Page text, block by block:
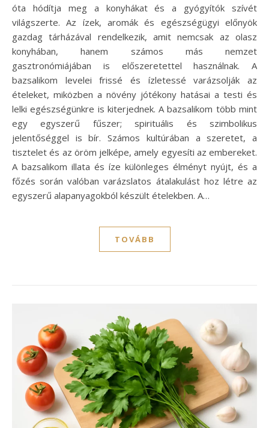
óta hódítja meg a konyhákat és a gyógyítók szívét
világszerte. Az ízek, aromák és egészségügyi előnyök
gazdag tárházával rendelkezik, amit nemcsak az olasz
konyhában, hanem számos más nemzet
gasztronómiájában is előszeretettel használnak. A
bazsalikom levelei frissé és ízletessé varázsolják az
ételeket, miközben a növény jótékony hatásai a testi és
lelki egészségünkre is kiterjednek. A bazsalikom több mint
egy egyszerű fűszer; spirituális és szimbolikus
jelentőséggel is bír. Számos kultúrában a szeretet, a
tisztelet és az öröm jelképe, amely egyesíti az embereket.
A bazsalikom illata és íze különleges élményt nyújt, és a
főzés során valóban varázslatos átalakulást hoz létre az
egyszerű alapanyagokból készült ételekben. A…
TOVÁBB